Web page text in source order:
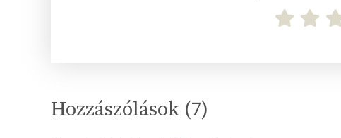
Összesen
Hozzászólások (7)